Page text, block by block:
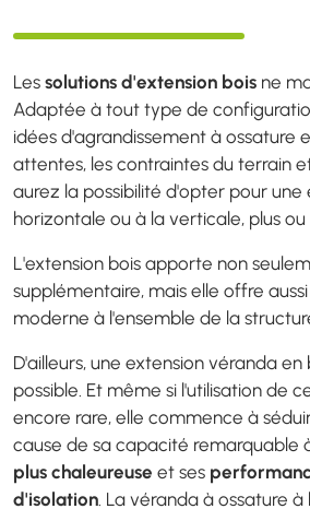
Les solutions d'extension bois ne
Adaptée à tout type de
idées d'agrandissement à ossature
attentes, les contraintes du terrain
aurez la possibilité d'opter pour une
horizontale ou à la verticale, plus ou
L'extension bois apporte non
supplémentaire, mais elle offre
moderne à l'ensemble de la
D'ailleurs, une extension véranda
possible. Et même si l'utilisation de
encore rare, elle commence à
cause de sa capacité remarquable
plus chaleureuse et ses
d'isolation. La véranda à ossature